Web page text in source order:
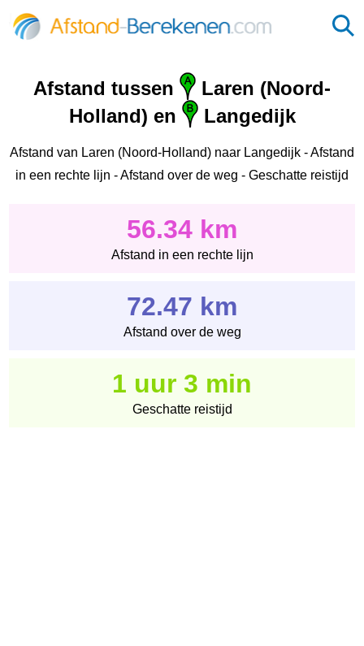
Afstand tussen
Laren (Noord-
Holland) en
Langedijk
Afstand van Laren (Noord-Holland) naar Langedijk - Afstand
in een rechte lijn - Afstand over de weg - Geschatte reistijd
56.34 km
Afstand in een rechte lijn
72.47 km
Afstand over de weg
1 uur 3 min
Geschatte reistijd